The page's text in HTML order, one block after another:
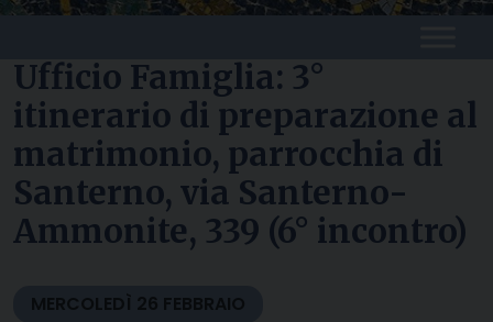
Ufficio Famiglia: 3°
itinerario di preparazione al
matrimonio, parrocchia di
Santerno, via Santerno-
Ammonite, 339 (6° incontro)
MERCOLEDÌ 26 FEBBRAIO